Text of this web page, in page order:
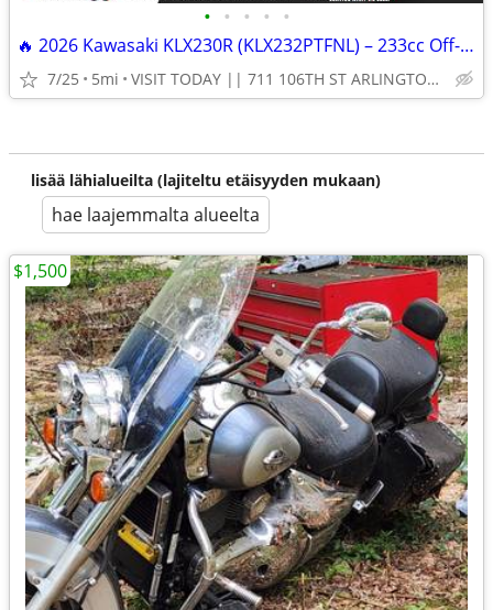
• • • • •
🔥 2026 Kawasaki KLX230R (KLX232PTFNL) – 233cc Off-Road Dirt Bike!
7/25 5mi VISIT TODAY || 711 106TH ST ARLINGTON, TX 76011
lisää lähialueilta (lajiteltu etäisyyden mukaan)
hae laajemmalta alueelta
$1,500